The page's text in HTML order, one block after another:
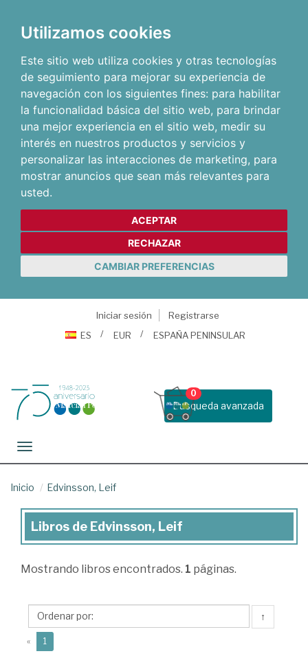
Utilizamos cookies
Este sitio web utiliza cookies y otras tecnologías
de seguimiento para mejorar su experiencia de
navegación con los siguientes fines: para habilitar
la funcionalidad básica del sitio web, para brindar
una mejor experiencia en el sitio web, medir su
interés en nuestros productos y servicios y
personalizar las interacciones de marketing, para
mostrar anuncios que sean más relevantes para
usted.
ACEPTAR
RECHAZAR
CAMBIAR PREFERENCIAS
Iniciar sesión
Registrarse
ES
EUR ESPAÑA PENINSULAR
Busqueda avanzada
0
Toggle navigation
Inicio Edvinsson, Leif
Libros
Edvinsson,
Libros de Edvinsson, Leif
Mostrando libros encontrados. 1 páginas.
↑
« 1